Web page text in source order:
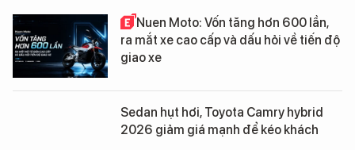
Nuen Moto: Vốn tăng hơn 600 lần,
ra mắt xe cao cấp và dấu hỏi về tiến độ
giao xe
Sedan hụt hơi, Toyota Camry hybrid
2026 giảm giá mạnh để kéo khách